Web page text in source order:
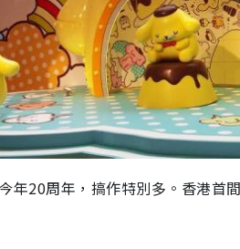
年20周年，搞作特別多。香港首